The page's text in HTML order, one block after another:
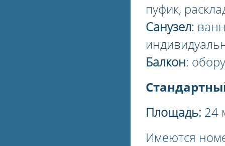
пуфик,
Санузел:
Балкон:
Площадь: 24
Имеются